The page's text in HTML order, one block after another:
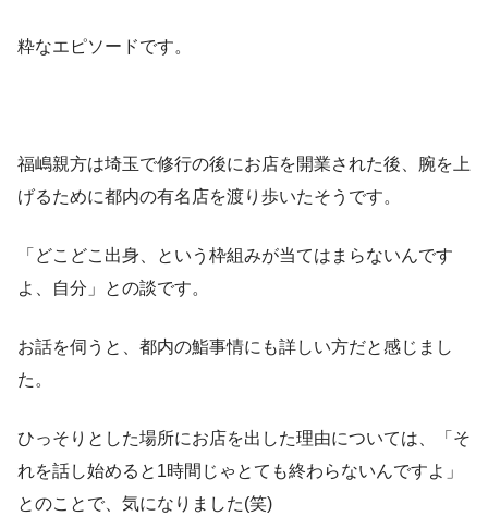
粋なエピソードです。
福嶋親方は埼玉で修行の後にお店を開業された後、腕を上
げるために都内の有名店を渡り歩いたそうです。
「どこどこ出身、という枠組みが当てはまらないんです
よ、自分」との談です。
お話を伺うと、都内の鮨事情にも詳しい方だと感じまし
た。
ひっそりとした場所にお店を出した理由については、「そ
れを話し始めると1時間じゃとても終わらないんですよ」
とのことで、気になりました(笑)